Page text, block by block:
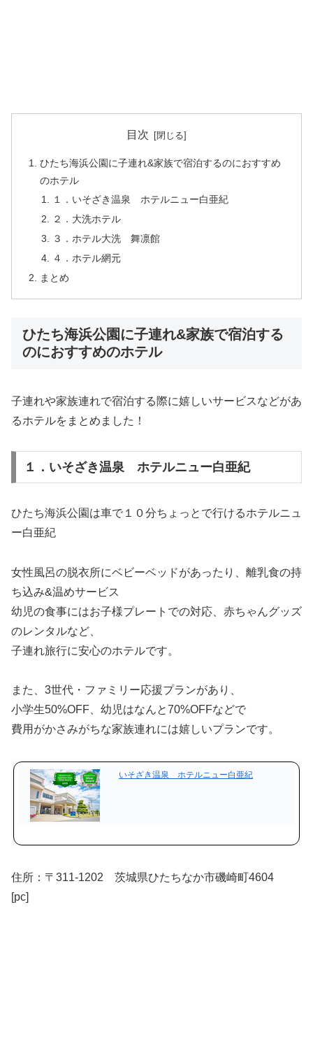
目次
ひたち海浜公園に子連れ&家族で宿泊するのにおすすめ
のホテル
１．いそざき温泉 ホテルニュー白亜紀
２．大洗ホテル
３．ホテル大洗 舞凛館
４．ホテル網元
まとめ
ひたち海浜公園に子連れ&家族で宿泊する
のにおすすめのホテル
子連れや家族連れで宿泊する際に嬉しいサービスなどがあ
るホテルをまとめました！
１．いそざき温泉 ホテルニュー白亜紀
ひたち海浜公園は車で１０分ちょっとで行けるホテルニュ
ー白亜紀
女性風呂の脱衣所にベビーベッドがあったり、離乳食の持
ち込み&温めサービス
幼児の食事にはお子様プレートでの対応、赤ちゃんグッズ
のレンタルなど、
子連れ旅行に安心のホテルです。
また、3世代・ファミリー応援プランがあり、
小学生50%OFF、幼児はなんと70%OFFなどで
費用がかさみがちな家族連れには嬉しいプランです。
いそざき温泉 ホテルニュー白亜紀
住所：〒311-1202 茨城県ひたちなか市磯崎町4604
[pc]